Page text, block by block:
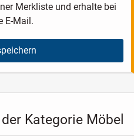
Merkliste und erhalte bei
E-Mail.
Kategorie Möbel